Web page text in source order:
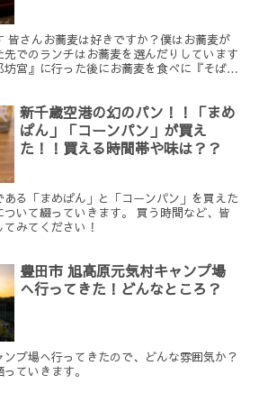
皆さんお蕎麦は好きですか？僕はお蕎麦が
でのランチはお蕎麦を選んだりしています
宮』に行った後にお蕎麦を食べに『そば
新千歳空港の幻のパン！！「まめ
ぱん」「コーンパン」が買え
た！！買える時間帯や味は？？
る「まめぱん」と「コーンパン」を買えた
いて綴っていきます。 買う時間など、皆
みてください！
豊田市 旭高原元気村キャンプ場
へ行ってきた！どんなところ？
プ場へ行ってきたので、どんな雰囲気か？
ていきます。